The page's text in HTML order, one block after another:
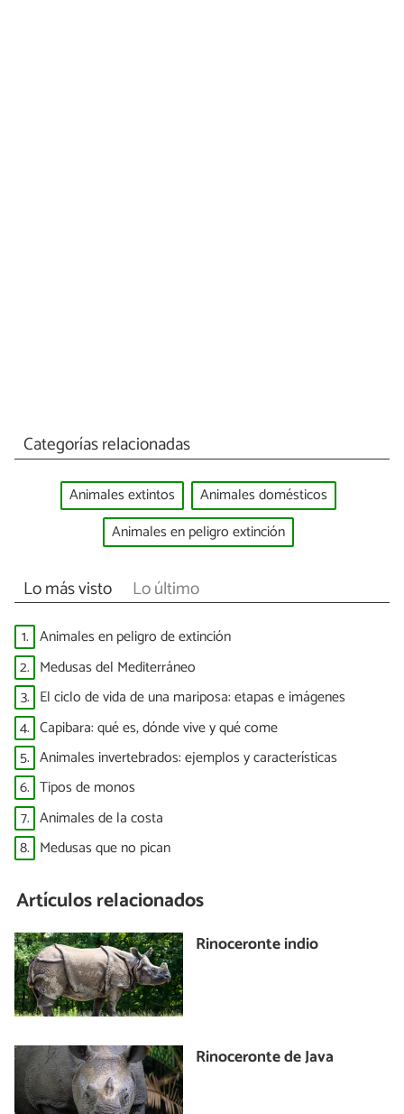
Categorías relacionadas
Animales extintos
Animales domésticos
Animales en peligro extinción
Lo más visto Lo último
1. Animales en peligro de extinción
2. Medusas del Mediterráneo
3. El ciclo de vida de una mariposa: etapas e imágenes
4. Capibara: qué es, dónde vive y qué come
5. Animales invertebrados: ejemplos y características
6. Tipos de monos
7. Animales de la costa
8. Medusas que no pican
Artículos relacionados
Rinoceronte indio
Rinoceronte de Java